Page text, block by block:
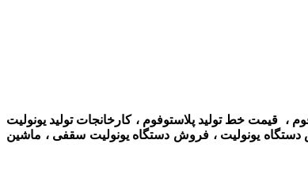
، قیمت خط تولید پلاستوفوم ، کارخانجات تولید یونولیت
دستگاه یونولیت ، فروش دستگاه یونولیت سقفی ، ماشین